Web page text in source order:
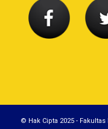
© Hak Cipta 2025 -